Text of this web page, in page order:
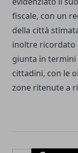
fiscale, con un
della città
inoltre ricordato
giunta in termini
cittadini, con le
zone ritenute a